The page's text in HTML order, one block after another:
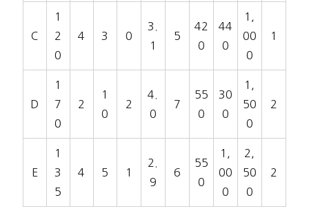
C
1
2
0
4 3 0
3.
1
5
42
0
44
0
1,
00
0
1
D
1
7
0
2
1
0
2
4.
0
7
55
0
30
0
1,
50
0
2
E
1
3
5
4 5 1
2.
9
6
55
0
1,
00
0
2,
50
0
2